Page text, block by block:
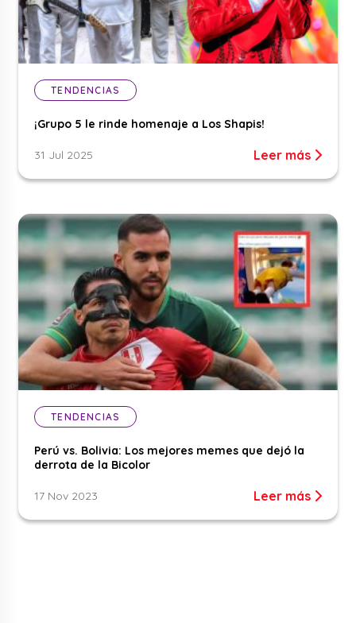
TENDENCIAS
¡Grupo 5 le rinde homenaje a Los Shapis!
31 Jul 2025 Leer más
TENDENCIAS
Perú vs. Bolivia: Los mejores memes que dejó la
derrota de la Bicolor
17 Nov 2023 Leer más